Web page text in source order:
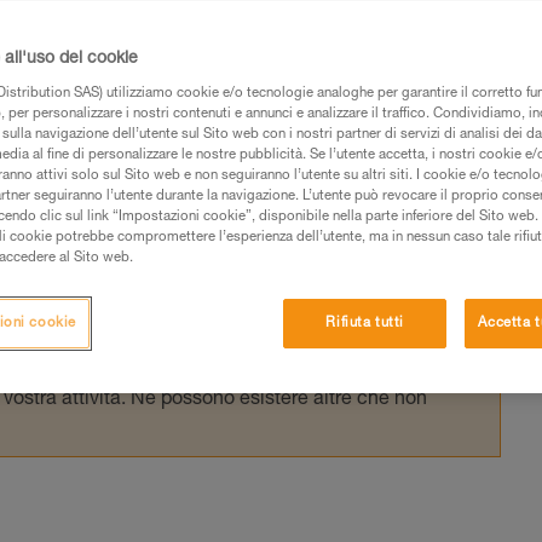
dopo il 2015, il GRILLON reca una
di una sola persona. Sul campo, rimane
persona.
dei prodotti utilizzati in questo consiglio prima di
dell’istruzione tecnica per poter capire queste
formazione ed un addestramento specifico.
di rifare la manovra, da soli, in piena sicurezza,
attività. Ne possono esistere altre che non
all'uso dei cookie
SAS) utilizziamo cookie e/o tecnologie analoghe per garantire il corretto
per personalizzare i nostri contenuti e annunci e analizzare il traffico. Condividiamo,
navigazione dell’utente sul Sito web con i nostri partner di servizi di analisi dei
al fine di personalizzare le nostre pubblicità. Se l’utente accetta, i nostri cookie
attivi solo sul Sito web e non seguiranno l’utente su altri siti. I cookie e/o
seguiranno l’utente durante la navigazione. L’utente può revocare il proprio
clic sul link “Impostazioni cookie”, disponibile nella parte inferiore del Sito
cookie potrebbe compromettere l’esperienza dell’utente, ma in nessun caso tale
al Sito web.
Rifiuta tutti Accetta
cookie